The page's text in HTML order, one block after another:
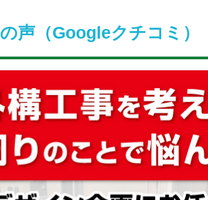
声（Googleクチコミ）